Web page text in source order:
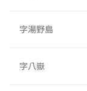
字湯野島
字八嶽